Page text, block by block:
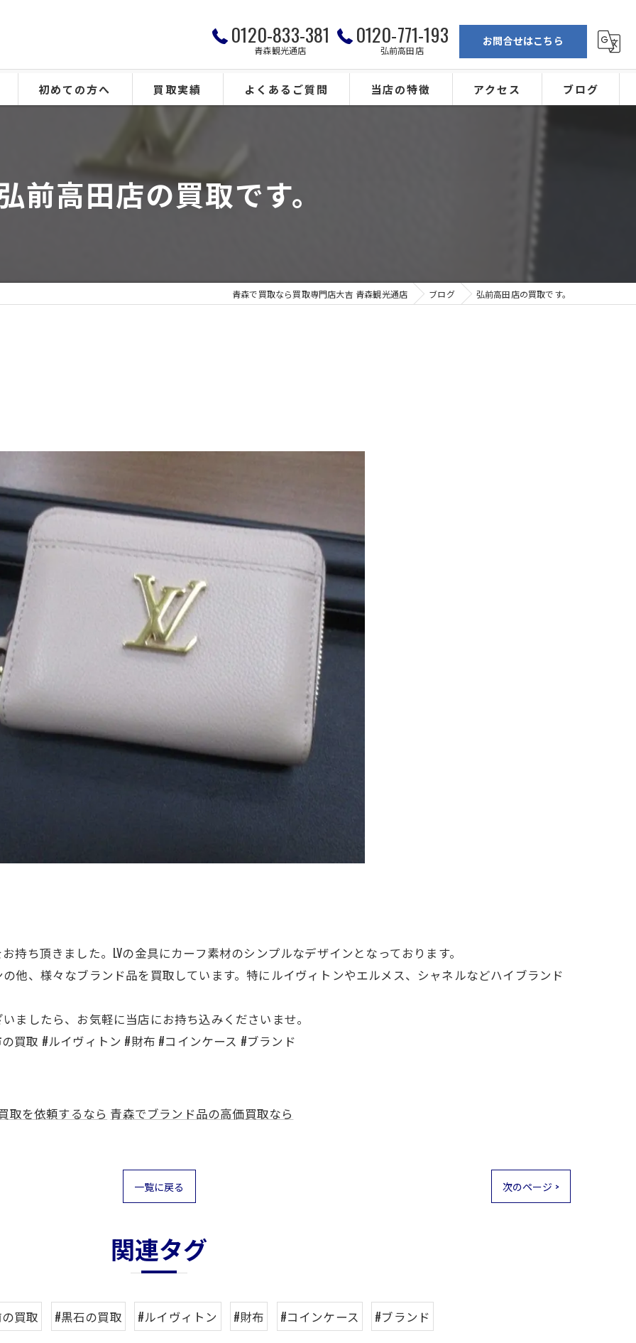
0120-833-381
青森観光通店
0120-771-193
弘前高田店
お問合せはこちら
初めての方へ 買取実績 よくあるご質問 当店の特徴 アクセス ブログ
前高田店の買取です。
青森で買取なら買取専門店大吉 青森観光通店 ブログ 弘前高田店の買取です。
持ち頂きました。LVの金具にカーフ素材のシンプルなデザインとなっております。
他、様々なブランド品を買取しています。特にルイヴィトンやエルメス、シャネルなどハイブランド
ましたら、お気軽に当店にお持ち込みくださいませ。
買取 #ルイヴィトン #財布 #コインケース #ブランド
取を依頼するなら 青森でブランド品の高価買取なら
一覧に戻る 次のページ >
関連タグ
買取 #黒石の買取 #ルイヴィトン #財布 #コインケース #ブランド